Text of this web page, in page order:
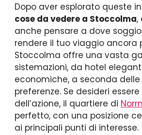
Dopo aver esplorato queste
cose da vedere a Stoccolma,
anche pensare a dove
rendere il tuo viaggio ancora
Stoccolma offre una vasta
sistemazioni, da hotel
economiche, a seconda
preferenze. Se desideri
dell’azione, il quartiere di
perfetto, con una posizione
ai principali punti di interesse.